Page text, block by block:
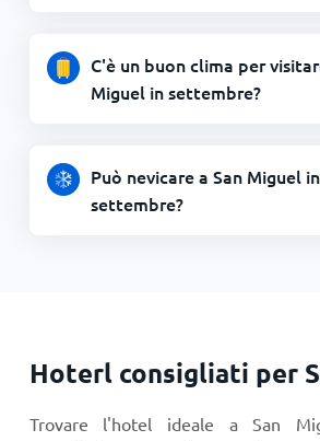
C'è un buon clima per
Miguel in settembre?
Può nevicare a San Miguel in
settembre?
Hoterl consigliati per
Trovare l'hotel ideale a San